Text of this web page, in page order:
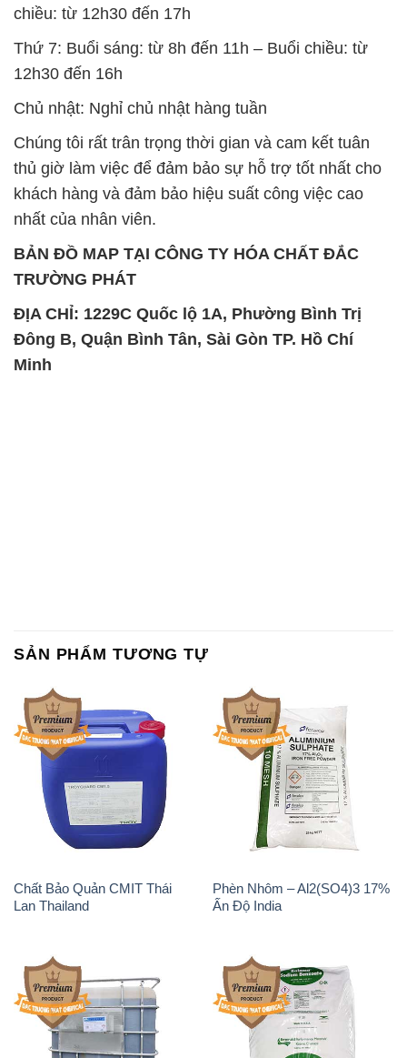
chiều: từ 12h30 đến 17h
Thứ 7: Buổi sáng: từ 8h đến 11h – Buổi chiều: từ
12h30 đến 16h
Chủ nhật: Nghỉ chủ nhật hàng tuần
Chúng tôi rất trân trọng thời gian và cam kết tuân
thủ giờ làm việc để đảm bảo sự hỗ trợ tốt nhất cho
khách hàng và đảm bảo hiệu suất công việc cao
nhất của nhân viên.
BẢN ĐỒ MAP TẠI CÔNG TY HÓA CHẤT ĐẮC
TRƯỜNG PHÁT
ĐỊA CHỈ: 1229C Quốc lộ 1A, Phường Bình Trị
Đông B, Quận Bình Tân, Sài Gòn TP. Hồ Chí
Minh
SẢN PHẨM TƯƠNG TỰ
Chất Bảo Quản CMIT Thái
Lan Thailand
Phèn Nhôm – Al2(SO4)3 17%
Ấn Độ India